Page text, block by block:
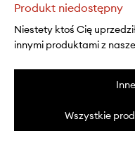
Produkt niedostępny
Niestety ktoś Cię
innymi produktami z
Wszystkie